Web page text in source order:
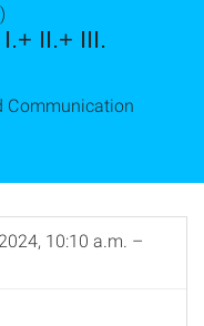
II.+ III.
Communication
10:10 a.m. –